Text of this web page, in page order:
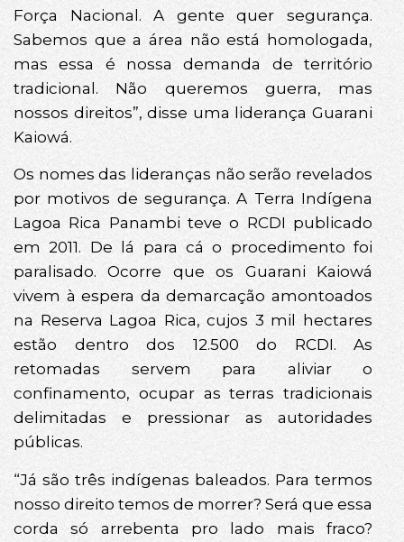
Força Nacional. A gente quer segurança.
Sabemos que a área não está homologada,
mas essa é nossa demanda de território
tradicional. Não queremos guerra, mas
nossos direitos”, disse uma liderança Guarani
Kaiowá.
Os nomes das lideranças não serão revelados
por motivos de segurança. A Terra Indígena
Lagoa Rica Panambi teve o RCDI publicado
em 2011. De lá para cá o procedimento foi
paralisado. Ocorre que os Guarani Kaiowá
vivem à espera da demarcação amontoados
na Reserva Lagoa Rica, cujos 3 mil hectares
estão dentro dos 12.500 do RCDI. As
retomadas servem para aliviar o
confinamento, ocupar as terras tradicionais
delimitadas e pressionar as autoridades
públicas.
“Já são três indígenas baleados. Para termos
nosso direito temos de morrer? Será que essa
corda só arrebenta pro lado mais fraco?